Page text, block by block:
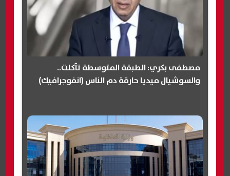
مصطفى بكري: الطبقة المتوسطة تآكلت..
والسوشيال ميديا حارقة دم الناس (انفوجرافيك)